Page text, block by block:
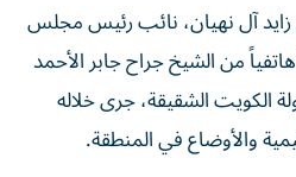
زايد آل نهيان، نائب رئيس مجلس
هاتفياً من الشيخ جراح جابر الأحمد
الكويت الشقيقة، جرى خلاله
والأوضاع في المنطقة.